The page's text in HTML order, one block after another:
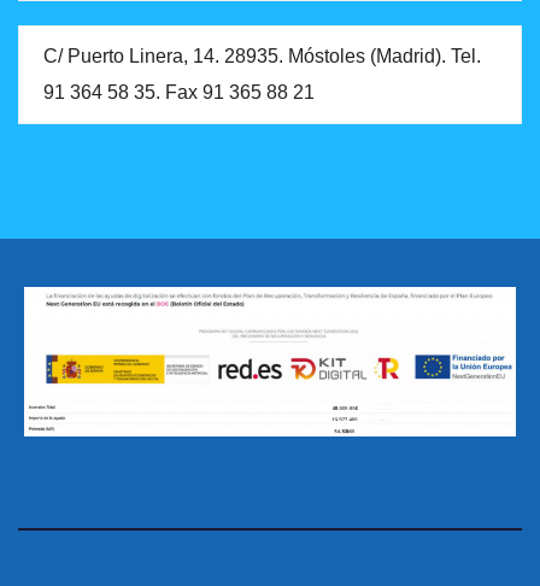
C/ Puerto Linera, 14. 28935. Móstoles (Madrid). Tel.
91 364 58 35. Fax 91 365 88 21